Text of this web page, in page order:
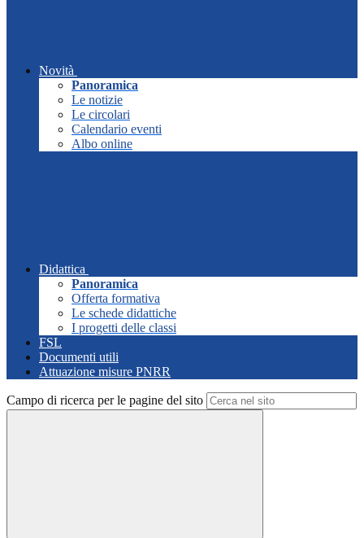
Novità
Panoramica
Le notizie
Le circolari
Calendario eventi
Albo online
Didattica
Panoramica
Offerta formativa
Le schede didattiche
I progetti delle classi
FSL
Documenti utili
Attuazione misure PNRR
Campo di ricerca per le pagine del sito